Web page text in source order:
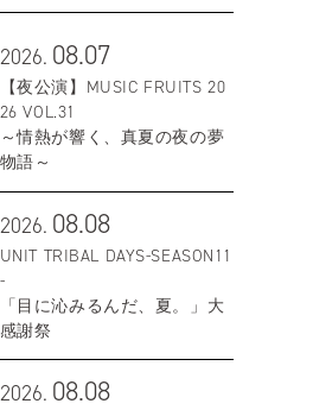
2026. 08.07
【夜公演】MUSIC FRUITS 20
26 VOL.31
～情熱が響く、真夏の夜の夢
物語～
2026. 08.08
UNIT TRIBAL DAYS-SEASON11
-
「目に沁みるんだ、夏。」大
感謝祭
2026. 08.08